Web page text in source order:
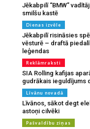
Jēkabpilī “BMW”
smilšu kastē
Dienas izvēle
Jēkabpilī risināsies
vēsturē – draftā
leģendas
Reklāmraksti
SIA Rolling kafijas
gudrākais ieguldījums
Līvānu novadā
Līvānos, sākot degt
astoņi cilvēki
Pašvaldību ziņas